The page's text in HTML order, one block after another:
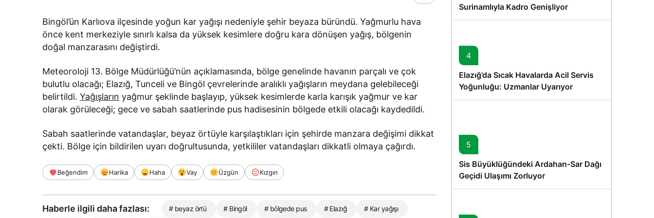
Bingöl’ün Karlıova ilçesinde yoğun kar yağışı nedeniyle şehir beyaza büründü. Yağmurlu hava
önce kent merkeziyle sınırlı kalsa da yüksek kesimlere doğru kara dönüşen yağış, bölgenin
doğal manzarasını değiştirdi.
Meteoroloji 13. Bölge Müdürlüğü’nün açıklamasında, bölge genelinde havanın parçalı ve çok
bulutlu olacağı; Elazığ, Tunceli ve Bingöl çevrelerinde aralıklı yağışların meydana gelebileceği
belirtildi.Yağışların yağmur şeklinde başlayıp, yüksek kesimlerde karla karışık yağmur ve kar
olarak görüleceği; gece ve sabah saatlerinde pus hadisesinin bölgede etkili olacağı kaydedildi.
Sabah saatlerinde vatandaşlar, beyaz örtüyle karşılaştıkları için şehirde manzara değişimi dikkat
çekti. Bölge için bildirilen uyarı doğrultusunda, yetkililer vatandaşları dikkatli olmaya çağırdı.
Beğendim Harika Haha Vay Üzgün Kızgın
Haberle ilgili daha fazlası: # beyaz örtü # Bingöl # bölgede pus # Elazığ # Kar yağışı
Surinamlıyla Kadro Genişliyor
4
Elazığ’da Sıcak Havalarda Acil Servis
Yoğunluğu: Uzmanlar Uyarıyor
5
Sis Büyüklüğündeki Ardahan-Sar Dağı
Geçidi Ulaşımı Zorluyor